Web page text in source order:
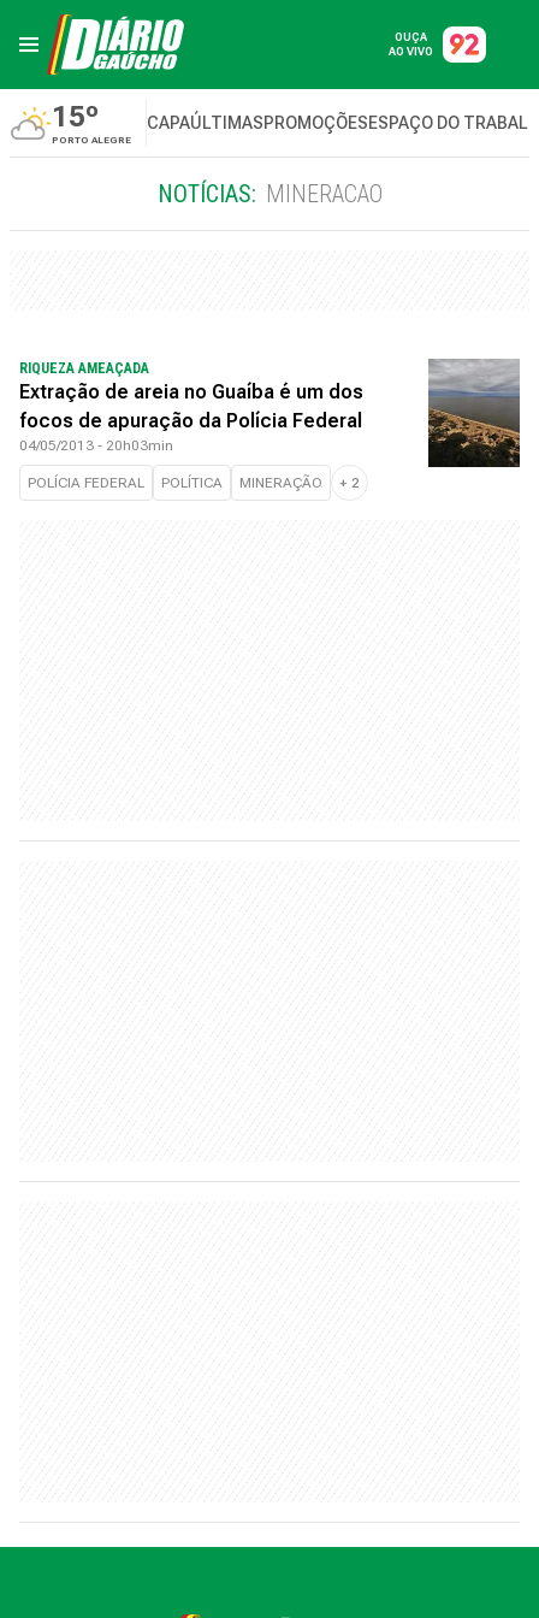
OUÇA
AO VIVO
15º
PORTO ALEGRE
CAPAÚLTIMASPROMOÇÕESESPAÇO DO
NOTÍCIAS: MINERACAO
RIQUEZA AMEAÇADA
Extração de areia no Guaíba é um dos
focos de apuração da Polícia Federal
04/05/2013 - 20h03min
POLÍCIA FEDERAL POLÍTICA MINERAÇÃO + 2